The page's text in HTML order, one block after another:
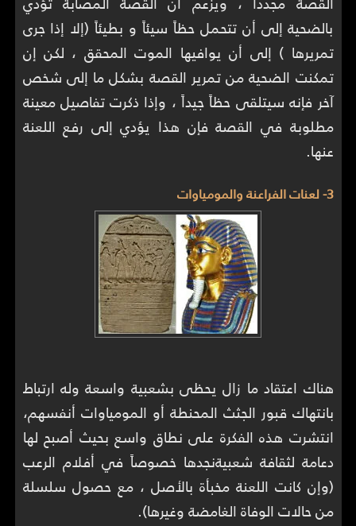
بالضحية إلى أن تتحمل حظاً سيئاً و بطيئاً (إلا إذا جرى
تمريرها ) إلى أن يوافيها الموت المحقق ، لكن إن
تمكنت الضحية من تمرير القصة بشكل ما إلى شخص
آخر فإنه سيتلقى حظاً جيداً ، وإذا ذكرت تفاصيل معينة
مطلوبة في القصة فإن هذا يؤدي إلى رفع اللعنة
عنها.
3- لعنات الفراعنة والمومياوات
هناك اعتقاد ما زال يحظى بشعبية واسعة وله ارتباط
بانتهاك قبور الجثث المحنطة أو المومياوات أنفسهم،
انتشرت هذه الفكرة على نطاق واسع بحيث أصبح لها
دعامة لثقافة شعبية​نجدها خصوصاً في أفلام الرعب
(وإن كانت اللعنة مخبأة بالأصل ، مع حصول سلسلة
من حالات الوفاة الغامضة وغيرها).